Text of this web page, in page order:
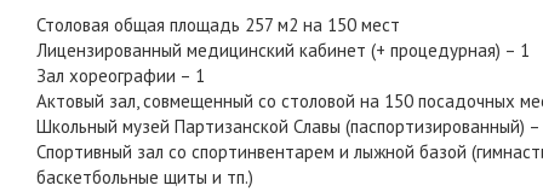
Столовая общая площадь 257 м2 на 150 мест
Лицензированный медицинский кабинет (+ процедурная) – 1
Зал хореографии – 1
Актовый зал, совмещенный со столовой на 150 посадочных
Школьный музей Партизанской Славы (паспортизированный)
Спортивный зал со спортинвентарем и лыжной базой
баскетбольные щиты и тп.)